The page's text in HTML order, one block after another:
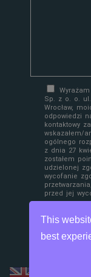
This
best
Sp. z o. o. ul.
Wrocław,
odpowiedzi
kontaktowy
wskazałem/
ogólnego
z dnia 27
zostałem
udzielonej
wycofanie
przed jej